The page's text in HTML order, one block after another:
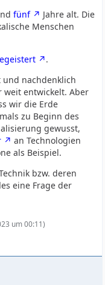
fünf
Jahre alt. Die
Menschen
.
und nachdenklich
weit entwickelt. Aber
wir die Erde
zu Beginn des
gewusst,
an Technologien
als Beispiel.
bzw. deren
eine Frage der
um 00:11)